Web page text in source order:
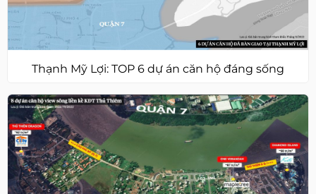
Thạnh Mỹ Lợi: TOP 6 dự án căn hộ đáng sống